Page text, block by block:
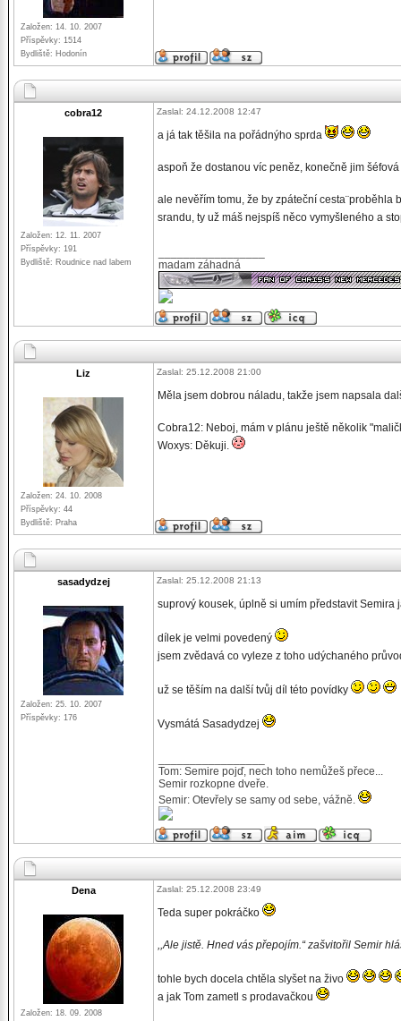
Založen: 14. 10. 2007
Příspěvky: 1514
Bydliště: Hodonín
cobra12
Založen: 12. 11. 2007
Příspěvky: 191
Bydliště: Roudnice nad labem
Zaslal: 24.12.2008 12:47
a já tak těšila na pořádnýho sprda
aspoň že dostanou víc peněz, konečně jim
ale nevěřím tomu, že by zpáteční
srandu, ty už máš nejspíš něco vymyšleného a
madam záhadná
Liz
Založen: 24. 10. 2008
Příspěvky: 44
Bydliště: Praha
Zaslal: 25.12.2008 21:00
Měla jsem dobrou náladu, takže jsem napsala
Cobra12: Neboj, mám v plánu ještě několik
Woxys: Děkuji.
sasadydzej
Založen: 25. 10. 2007
Příspěvky: 176
Zaslal: 25.12.2008 21:13
suprový kousek, úplně si umím představit Semira
dílek je velmi povedený
jsem zvědavá co vyleze z toho udýchaného
už se těším na další tvůj díl této povídky
Vysmátá Sasadydzej
Tom: Semire pojď, nech toho nemůžeš přece...
Semir rozkopne dveře.
Semir: Otevřely se samy od sebe, vážně.
Dena
Založen: 18. 09. 2008
Zaslal: 25.12.2008 23:49
Teda super pokráčko
,,Ale jistě. Hned vás přepojím.“ zašvitořil Semir
tohle bych docela chtěla slyšet na živo
a jak Tom zametl s prodavačkou